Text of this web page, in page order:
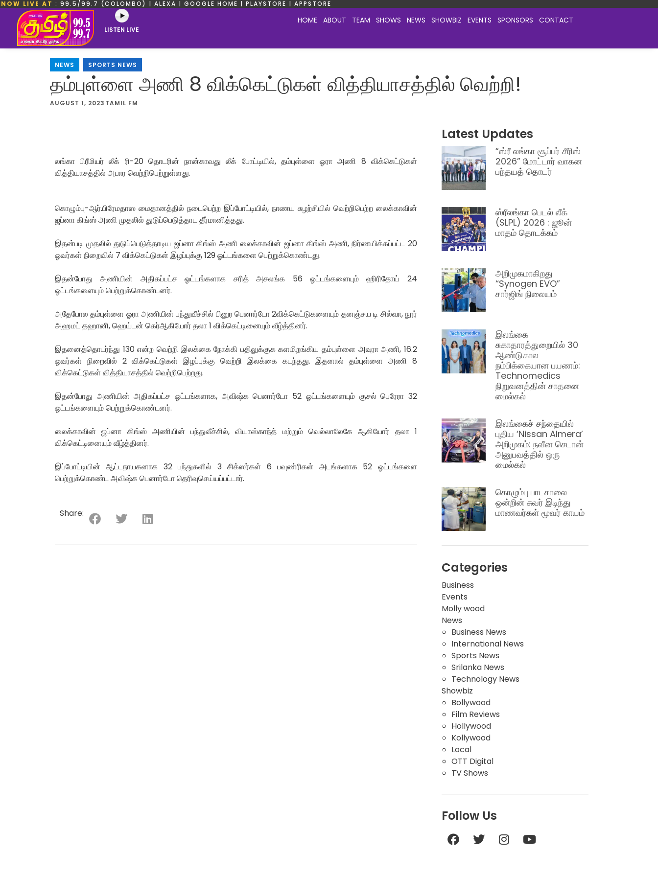
NOW LIVE AT : 99.5/99.7 (COLOMBO) | ALEXA | GOOGLE HOME | PLAYSTORE | APPSTORE
LISTEN LIVE
HOME ABOUT TEAM SHOWS NEWS SHOWBIZ EVENTS SPONSORS CONTACT
NEWS SPORTS NEWS
தம்புள்ளை அணி 8 விக்கெட்டுகள் வித்தியாசத்தில் வெற்றி!
AUGUST 1, 2023 TAMIL FM
லங்கா பிரீமியர் லீக் ரி-20 தொடரின் நான்காவது லீக் போட்டியில், தம்புள்ளை ஓரா அணி 8 விக்கெட்டுகள்
வித்தியாசத்தில் அபார வெற்றிபெற்றுள்ளது.
கொழும்பு-ஆர்.பிரேமதாஸ மைதானத்தில் நடைபெற்ற இப்போட்டியில், நாணய சுழற்சியில் வெற்றிபெற்ற லைக்காவின்
ஜப்னா கிங்ஸ் அணி முதலில் துடுப்பெடுத்தாட தீர்மானித்தது.
இதன்படி முதலில் துடுப்பெடுத்தாடிய ஜப்னா கிங்ஸ் அணி லைக்காவின் ஜப்னா கிங்ஸ் அணி, நிர்ணயிக்கப்பட்ட 20
ஓவர்கள் நிறைவில் 7 விக்கெட்டுகள் இழப்புக்கு 129 ஓட்டங்களை பெற்றுக்கொண்டது.
இதன்போது அணியின் அதிகப்பட்ச ஓட்டங்களாக சரித் அசலங்க 56 ஓட்டங்களையும் ஹிரிதோய் 24
ஓட்டங்களையும் பெற்றுக்கொண்டனர்.
அதேபோல தம்புள்ளை ஓரா அணியின் பந்துவீச்சில் பினுர பெனார்டோ 2விக்கெட்டுகளையும் தனஞ்சய டி சில்வா, நூர்
அஹமட் தஹானி, ஹெய்டன் கெர்ஆகியோர் தலா 1 விக்கெட்டினையும் வீழ்த்தினர்.
இதனைத்தொடர்ந்து 130 என்ற வெற்றி இலக்கை நோக்கி பதிலுக்குக களமிறங்கிய தம்புள்ளை அவுரா அணி, 16.2
ஓவர்கள் நிறைவில் 2 விக்கெட்டுகள் இழப்புக்கு வெற்றி இலக்கை கடந்தது. இதனால் தம்புள்ளை அணி 8
விக்கெட்டுகள் வித்தியாசத்தில் வெற்றிபெற்றது.
இதன்போது அணியின் அதிகப்பட்ச ஓட்டங்களாக, அவிஷ்க பெனார்டோ 52 ஓட்டங்களையும் குசல் பெரேரா 32
ஓட்டங்களையும் பெற்றுக்கொண்டனர்.
லைக்காவின் ஜப்னா கிங்ஸ் அணியின் பந்துவீச்சில், வியாஸ்காந்த் மற்றும் வெல்லாலேகே ஆகியோர் தலா 1
விக்கெட்டினையும் வீழ்த்தினர்.
இப்போட்டியின் ஆட்டநாயகனாக 32 பந்துகளில் 3 சிக்ஸர்கள் 6 பவுண்ரிகள் அடங்களாக 52 ஓட்டங்களை
பெற்றுக்கொண்ட அவிஷ்க பெனார்டோ தெரிவுசெய்யப்பட்டார்.
Share:
Latest Updates
“ஸ்ரீ லங்கா சூப்பர் சீரிஸ்
2026” மோட்டார் வாகன
பந்தயத் தொடர்
ஸ்ரீலங்கா பெடல் லீக்
(SLPL) 2026 : ஜூன்
மாதம் தொடக்கம்
அறிமுகமாகிறது
“Synogen EVO”
சார்ஜிங் நிலையம்
இலங்கை
சுகாதாரத்துறையில் 30
ஆண்டுகால
நம்பிக்கையான பயணம்:
Technomedics
நிறுவனத்தின் சாதனை
மைல்கல்
இலங்கைச் சந்தையில்
புதிய ‘Nissan Almera’
அறிமுகம்: நவீன செடான்
அனுபவத்தில் ஒரு
மைல்கல்
கொழும்பு பாடசாலை
ஒன்றின் சுவர் இடிந்து
மாணவர்கள் மூவர் காயம்
Categories
Business
Events
Molly wood
News
Business News
International News
Sports News
Srilanka News
Technology News
Showbiz
Bollywood
Film Reviews
Hollywood
Kollywood
Local
OTT Digital
TV Shows
Follow Us